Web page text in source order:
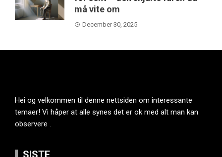
må vite om
December 30, 2025
Hei og velkommen til denne nettsiden om interessante
temaer! Vi håper at alle synes det er ok med alt man kan
observere .
SISTE